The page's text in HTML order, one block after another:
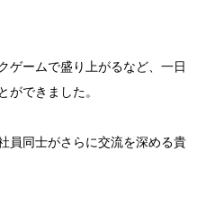
ゲームで盛り上がるなど、一日
ができました。
員同士がさらに交流を深める貴